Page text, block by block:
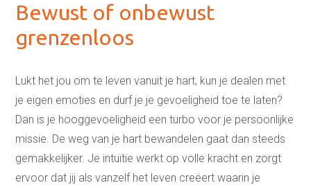
Life coaching
Loopbaancoaching
Leren communiceren
Conflictcoaching
Scheiden of blijven?
Coaching scheiden
Samengesteld gezin
problemen
Coaching overzicht
Training
Bewust of onbewust
grenzenloos
Lukt het jou om te leven vanuit je hart, kun je dealen met
je eigen emoties en durf je je gevoeligheid toe te laten?
Dan is je hooggevoeligheid een turbo voor je persoonlijke
missie. De weg van je hart bewandelen gaat dan steeds
gemakkelijker. Je intuïtie werkt op volle kracht en zorgt
ervoor dat jij als vanzelf het leven creëert waarin je